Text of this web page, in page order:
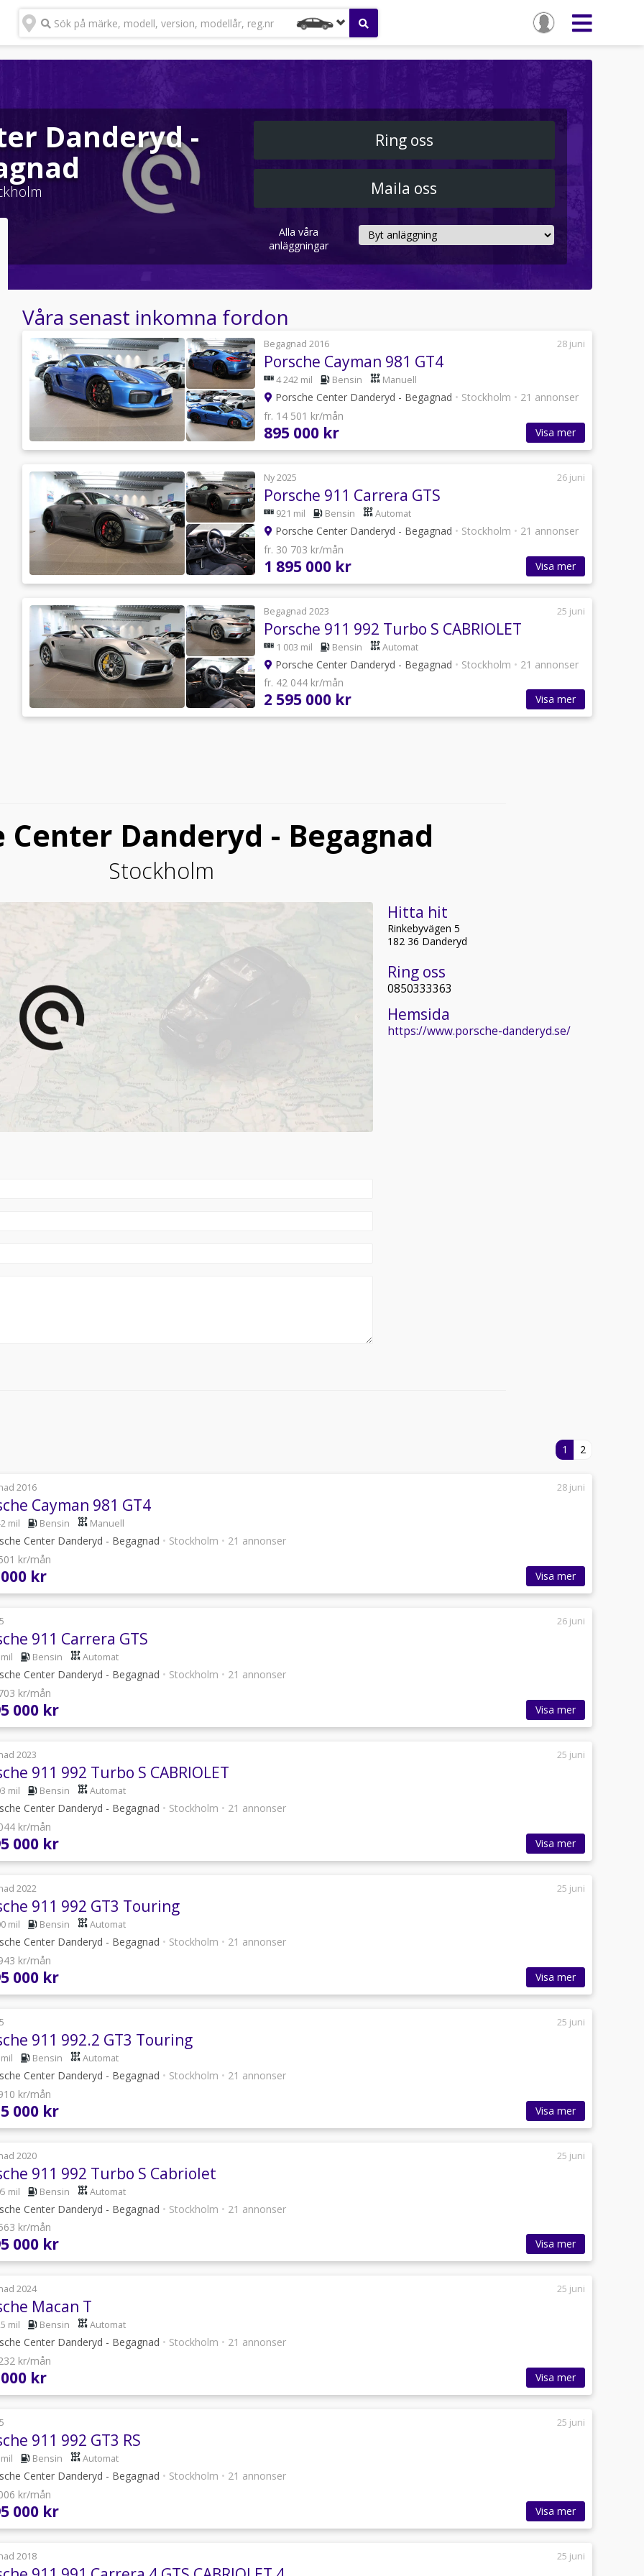
Sök på märke, modell, version, modellår, reg.nr
Danderyd -
Ring oss
Maila oss
Alla våra
anläggningar
Våra senast inkomna fordon
Begagnad 2016 28 juni
Porsche Cayman 981 GT4
4 242 mil Bensin Manuell
Porsche Center Danderyd - Begagnad • Stockholm • 21 annonser
fr. 14 501 kr/mån
895 000 kr Visa mer
Ny 2025 26 juni
Porsche 911 Carrera GTS
921 mil Bensin Automat
Porsche Center Danderyd - Begagnad • Stockholm • 21 annonser
fr. 30 703 kr/mån
1 895 000 kr Visa mer
Begagnad 2023 25 juni
Porsche 911 992 Turbo S CABRIOLET
1 003 mil Bensin Automat
Porsche Center Danderyd - Begagnad • Stockholm • 21 annonser
fr. 42 044 kr/mån
2 595 000 kr Visa mer
Center Danderyd - Begagnad
Stockholm
Hitta hit
Rinkebyvägen 5
182 36 Danderyd
Ring oss
0850333363
Hemsida
https://www.porsche-danderyd.se/
1 2
2016 28 juni
Cayman 981 GT4
mil Bensin Manuell
Center Danderyd - Begagnad • Stockholm • 21 annonser
kr/mån
kr Visa mer
26 juni
911 Carrera GTS
Bensin Automat
Center Danderyd - Begagnad • Stockholm • 21 annonser
kr/mån
000 kr Visa mer
2023 25 juni
911 992 Turbo S CABRIOLET
mil Bensin Automat
Center Danderyd - Begagnad • Stockholm • 21 annonser
kr/mån
000 kr Visa mer
2022 25 juni
911 992 GT3 Touring
mil Bensin Automat
Center Danderyd - Begagnad • Stockholm • 21 annonser
kr/mån
000 kr Visa mer
25 juni
911 992.2 GT3 Touring
Bensin Automat
Center Danderyd - Begagnad • Stockholm • 21 annonser
kr/mån
000 kr Visa mer
2020 25 juni
911 992 Turbo S Cabriolet
mil Bensin Automat
Center Danderyd - Begagnad • Stockholm • 21 annonser
kr/mån
000 kr Visa mer
2024 25 juni
Macan T
mil Bensin Automat
Center Danderyd - Begagnad • Stockholm • 21 annonser
kr/mån
kr Visa mer
25 juni
911 992 GT3 RS
Bensin Automat
Center Danderyd - Begagnad • Stockholm • 21 annonser
kr/mån
000 kr Visa mer
2018 25 juni